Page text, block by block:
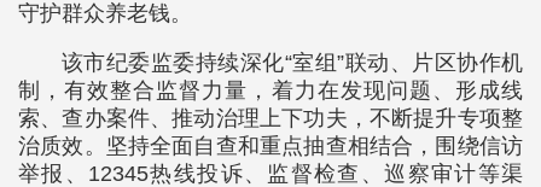
守护群众养老钱。
该市纪委监委持续深化“室组”联动、片区协作机
制，有效整合监督力量，着力在发现问题、形成线
索、查办案件、推动治理上下功夫，不断提升专项整
治质效。坚持全面自查和重点抽查相结合，围绕信访
举报、12345热线投诉、监督检查、巡察审计等渠